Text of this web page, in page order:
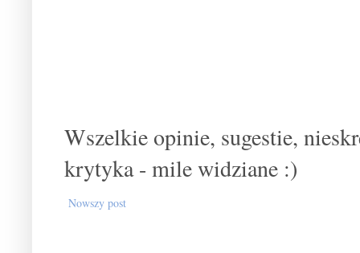
Wszelkie opinie, sugestie,
krytyka - mile widziane :)
Nowszy post